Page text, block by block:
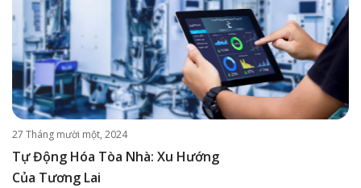
27 Tháng mười một, 2024
Tự Động Hóa Tòa Nhà: Xu Hướng
Của Tương Lai